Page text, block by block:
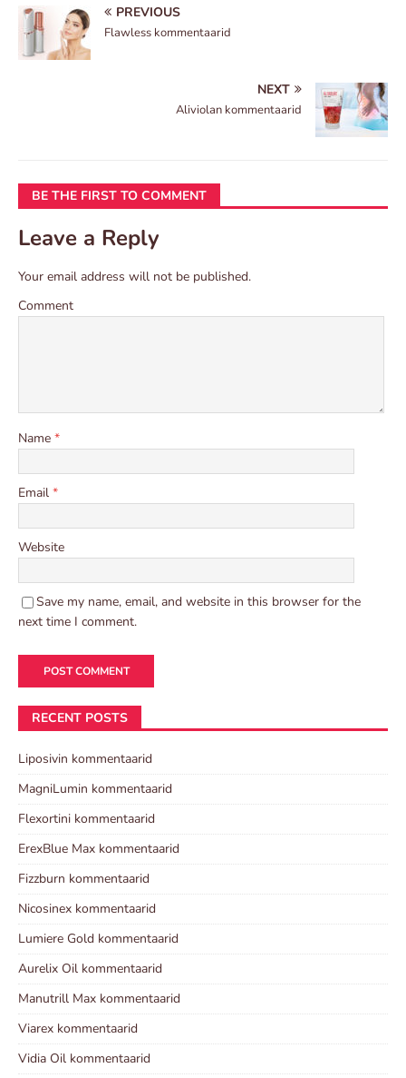
PREVIOUS
Flawless kommentaarid
NEXT
Aliviolan kommentaarid
BE THE FIRST TO COMMENT
Leave a Reply
Your email address will not be published.
Comment
Name *
Email *
Website
Save my name, email, and website in this browser for the
next time I comment.
RECENT POSTS
Liposivin kommentaarid
MagniLumin kommentaarid
Flexortini kommentaarid
ErexBlue Max kommentaarid
Fizzburn kommentaarid
Nicosinex kommentaarid
Lumiere Gold kommentaarid
Aurelix Oil kommentaarid
Manutrill Max kommentaarid
Viarex kommentaarid
Vidia Oil kommentaarid